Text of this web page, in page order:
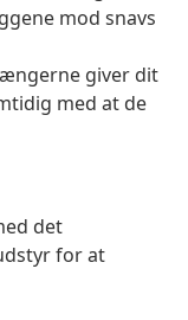
mod snavs
giver dit
med at de
det
for at